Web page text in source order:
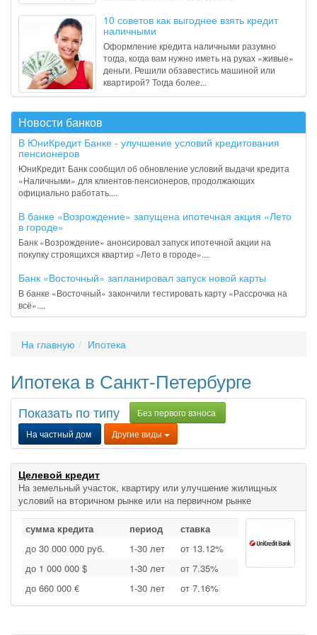
10 советов как выгоднее взять кредит
наличными
Оформление кредита наличными разумно
тогда, когда вам нужно иметь на руках «живые»
деньги. Решили обзавестись машиной или
квартирой? Тогда более...
Новости банков
В ЮниКредит Банке - улучшение условий кредитования
пенсионеров
ЮниКредит Банк сообщил об обновление условий выдачи кредита
«Наличными» для клиентов-пенсионеров, продолжающих
официально работать....
В банке «Возрождение» запущена ипотечная акция «Лето
в городе»
Банк «Возрождение» анонсировал запуск ипотечной акции на
покупку строящихся квартир «Лето в городе»....
Банк «Восточный» запланировал запуск новой карты
В банке «Восточный» закончили тестировать карту «Рассрочка на
всё»....
На главную Ипотека
Ипотека в Санкт-Петербурге
Показать по типу
Без первого взноса
На частный дом
Другие виды
Целевой кредит
На земельный участок, квартиру или улучшение жилищных
условий на вторичном рынке или на первичном рынке
сумма кредита период
ставка
до 30 000 000 руб.
1‑30 лет
от 13.12%
до 1 000 000 $
1‑30 лет
от 7.35%
до 660 000 €
1‑30 лет от 7.16%